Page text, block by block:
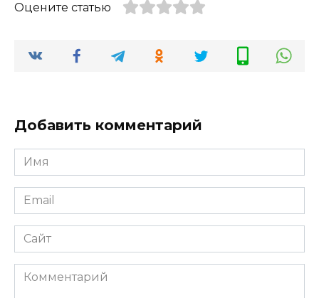
Оцените статью
Добавить комментарий
Имя
*
Email
*
Сайт
Комментарий